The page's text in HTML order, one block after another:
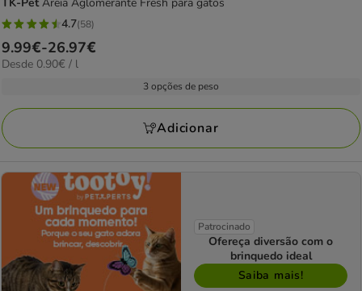
4.7
estrelas
com
avaliações
4.7(58)
Preço
de
26.97€
9.99€-26.97€
0.90€
Desde 0.90€ / l
3 opções de peso
Adicionar
Patrocinado
Ofereça diversão com o
brinquedo ideal
Saiba mais!